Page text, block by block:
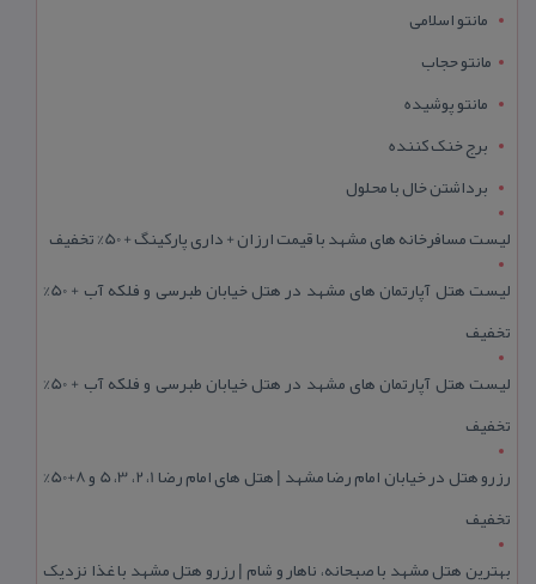
مانتو اسلامی
مانتو حجاب
مانتو پوشیده
برج خنک کننده
برداشتن خال با محلول
لیست مسافرخانه های مشهد با قیمت ارزان + داری پارکینگ + 50% تخفیف
لیست هتل آپارتمان های مشهد در هتل خیابان طبرسی و فلکه آب + 50%
تخفیف
لیست هتل آپارتمان های مشهد در هتل خیابان طبرسی و فلکه آب + 50%
تخفیف
رزرو هتل در خیابان امام رضا مشهد | هتل‌ های امام رضا 1، 2، 3، 5 و 8+50%
تخفیف
بهترین هتل مشهد با صبحانه، ناهار و شام | رزرو هتل مشهد با غذا نزدیک